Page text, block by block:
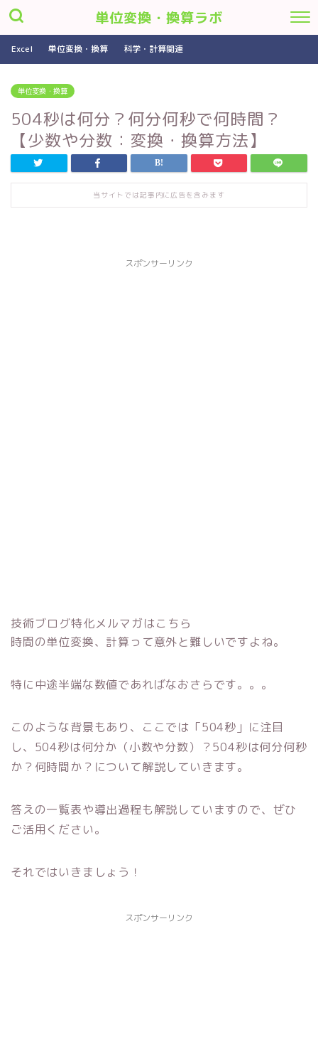
単位変換・換算ラボ
Excel 単位変換・換算 科学・計算関連
単位変換・換算
504秒は何分？何分何秒で何時間？
【少数や分数：変換・換算方法】
当サイトでは記事内に広告を含みます
スポンサーリンク
技術ブログ特化メルマガはこちら
時間の単位変換、計算って意外と難しいですよね。
特に中途半端な数値であればなおさらです。。。
このような背景もあり、ここでは「504秒」に注目
し、504秒は何分か（小数や分数）？504秒は何分何秒
か？何時間か？について解説していきます。
答えの一覧表や導出過程も解説していますので、ぜひ
ご活用ください。
それではいきましょう！
スポンサーリンク